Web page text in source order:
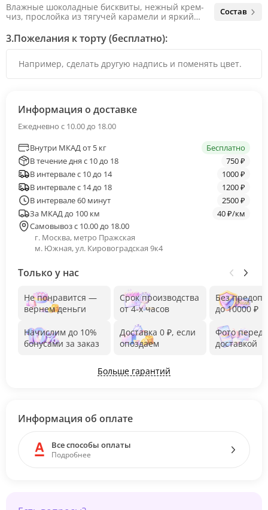
Влажные шоколадные бисквиты, нежный крем-
чиз, прослойка из тягучей карамели и яркий
яркий вкус шоколада и тягучей карамели, не
оставляя ни единого шанса остаться
Состав
3.Пожелания к торту (бесплатно):
Информация о доставке
Ежедневно с 10.00 до 18.00
Внутри МКАД от 5 кг
Бесплатно
В течение дня с 10 до 18
750 ₽
В интервале с 10 до 14
1000 ₽
В интервале с 14 до 18
1200 ₽
В интервале 60 минут
2500 ₽
За МКАД до 100 км
40 ₽/км
Самовывоз с 10.00 до 18.00
г. Москва, метро Пражская
м. Южная, ул. Кировоградская 9к4
Только у нас
Не понравится —
вернем деньги
Начислим до 10%
бонусами за заказ
Срок производства
от 4-х часов
Доставка 0 ₽, если
опоздаем
Без
до 10000 ₽
Фото перед
доставкой
Больше гарантий
Информация об оплате
Все способы оплаты
Подробнее